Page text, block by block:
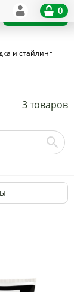
Установить
0
и стайлинг
3 товаров